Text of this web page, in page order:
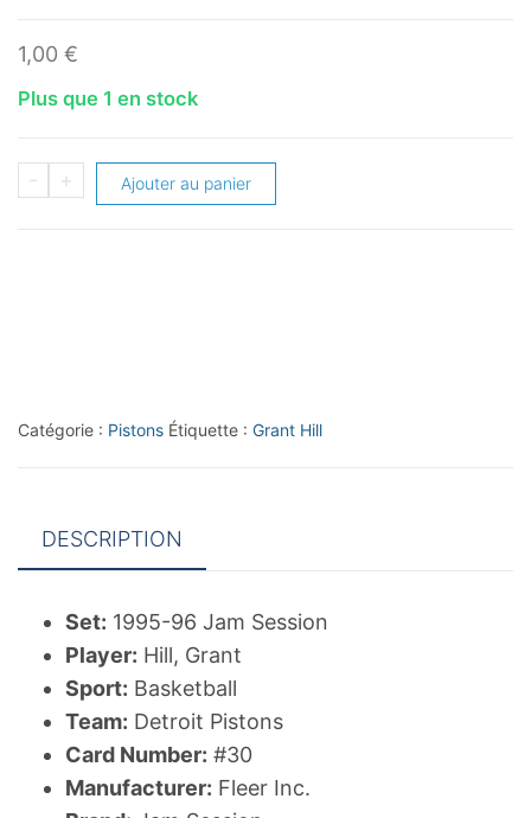
1,00 €
Plus que 1 en stock
-
quantité
Hill
+ Ajouter au panier
Catégorie : Pistons Étiquette : Grant Hill
DESCRIPTION
Set: 1995-96 Jam Session
Player: Hill, Grant
Sport: Basketball
Team: Detroit Pistons
Card Number: #30
Manufacturer: Fleer Inc.